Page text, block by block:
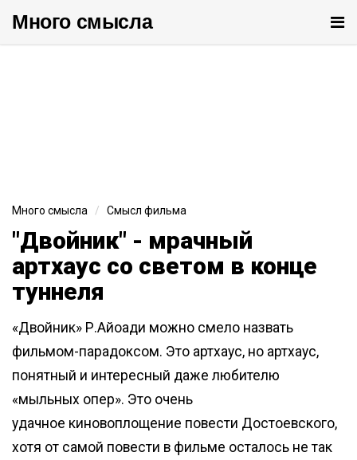
Много cмысла
Много смысла Смысл фильма
"Двойник" - мрачный
артхаус со светом в конце
туннеля
«Двойник» Р.Айоади можно смело назвать
фильмом-парадоксом. Это артхаус, но артхаус,
понятный и интересный даже любителю
«мыльных опер». Это очень
удачное киновоплощение повести Достоевского,
хотя от самой повести в фильме осталось не так